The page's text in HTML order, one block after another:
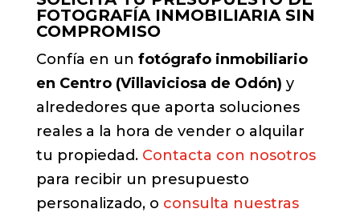
FOTOGRAFÍA INMOBILIARIA SIN
COMPROMISO
Confía en un fotógrafo inmobiliario
en Centro (Villaviciosa de Odón) y
alrededores que aporta soluciones
reales a la hora de vender o alquilar
tu propiedad. Contacta con nosotros
para recibir un presupuesto
personalizado, o consulta nuestras